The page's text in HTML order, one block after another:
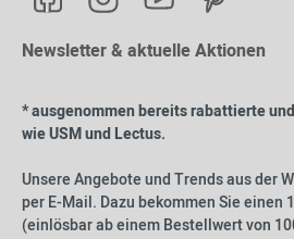
Newsletter & aktuelle Aktionen
* ausgenommen bereits rabattierte
wie USM und Lectus.
Unsere Angebote und Trends aus der
per E-Mail. Dazu bekommen Sie einen
(einlösbar ab einem Bestellwert von